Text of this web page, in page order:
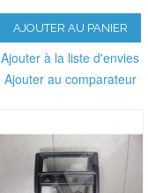
AJOUTER AU PANIER
Ajouter à la liste d'envies
Ajouter au comparateur